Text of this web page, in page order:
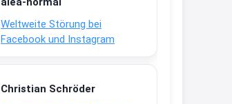
Weltweite Störung bei
Facebook und Instagram
Christian Schröder
↩
www.meineapotheke.de/